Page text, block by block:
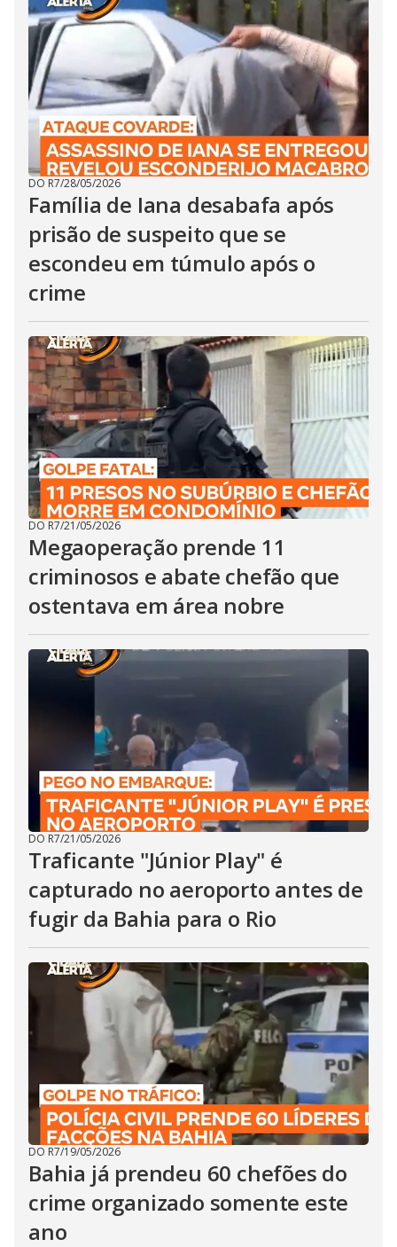
DO R7/28/05/2026
Família de Iana desabafa após
prisão de suspeito que se
escondeu em túmulo após o
crime
DO R7/21/05/2026
Megaoperação prende 11
criminosos e abate chefão que
ostentava em área nobre
DO R7/21/05/2026
Traficante "Júnior Play" é
capturado no aeroporto antes de
fugir da Bahia para o Rio
DO R7/19/05/2026
Bahia já prendeu 60 chefões do
crime organizado somente este
ano